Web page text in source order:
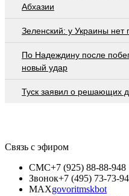
Абхазии
Зеленский: у Украины
По Надеждину после
новый удар
Туск заявил о решающих
Связь с эфиром
СМС+7 (925) 88-88-948
Звонок+7 (495) 73-73-
MAXgovoritmskbot